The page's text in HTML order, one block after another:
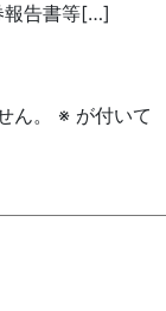
報告書等[…]
。 ※ が付いて